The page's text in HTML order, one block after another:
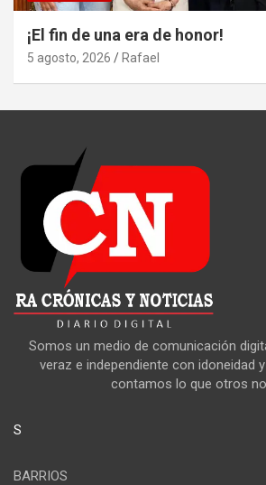
¡El fin de una era de honor!
5 agosto, 2026 Rafael
Somos un medio de comunicación
veraz e independiente con idoneidad
contamos lo que otros no
S
BARRIOS